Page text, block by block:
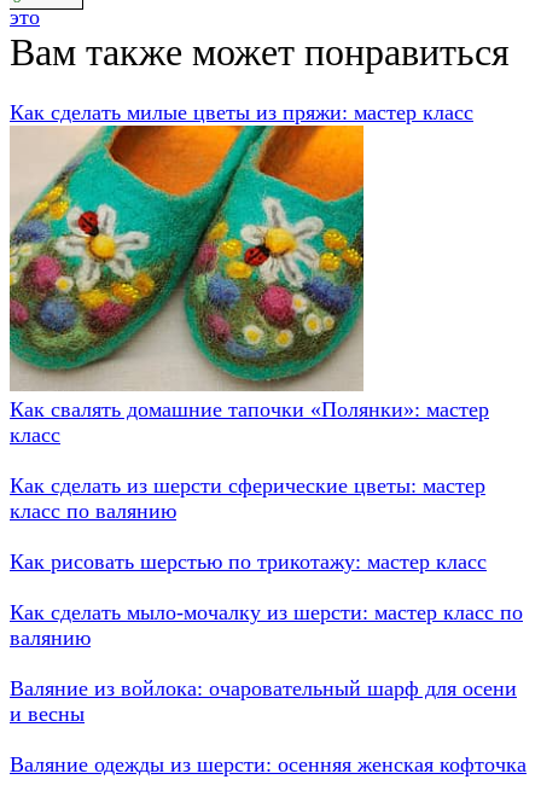
это
Вам также может понравиться
Как сделать милые цветы из пряжи: мастер класс
Как свалять домашние тапочки «Полянки»: мастер
класс
Как сделать из шерсти сферические цветы: мастер
класс по валянию
Как рисовать шерстью по трикотажу: мастер класс
Как сделать мыло-мочалку из шерсти: мастер класс по
валянию
Валяние из войлока: очаровательный шарф для осени
и весны
Валяние одежды из шерсти: осенняя женская кофточка